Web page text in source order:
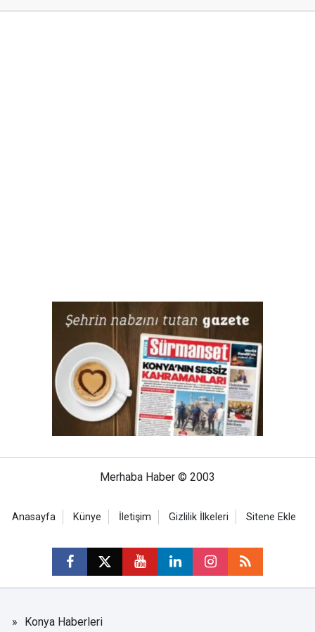
Merhaba Haber © 2003
Anasayfa Künye İletişim Gizlilik İlkeleri Sitene Ekle
Konya Haberleri